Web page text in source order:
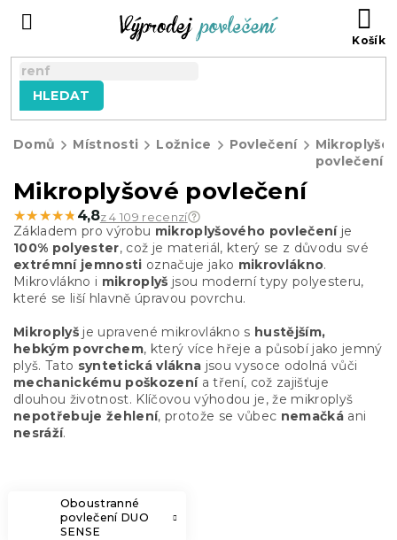
HLEDAT
Domů Místnosti Ložnice Povlečení
povlečení
Mikroplyšové povlečení
★★★★★
★★★★★ 4,8z 4 109 recenzí
Základem pro výrobu mikroplyšového povlečeníje
100% polyester, což je materiál, který se z důvodu své
extrémní jemnosti označuje jako mikrovlákno.
Mikrovlákno i mikroplyš jsou moderní typy polyesteru,
které se liší hlavně úpravou povrchu.
Mikroplyš je upravené mikrovlákno s hustějším,
hebkým povrchem, který více hřeje a působí jako jemný
plyš. Tato syntetická vlákna jsou vysoce odolná vůči
mechanickému poškozenía tření, což zajišťuje
dlouhou životnost. Klíčovou výhodou je, že mikroplyš
nepotřebuje žehlení, protože se vůbec nemačká ani
nesráží.
Oboustranné
povlečení DUO
SENSE